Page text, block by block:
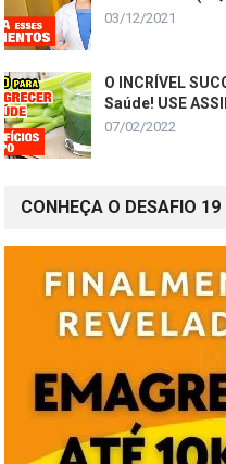
03/12/2021
O INCRÍVEL
Saúde! USE
07/02/2022
CONHEÇA O DESAFIO 19